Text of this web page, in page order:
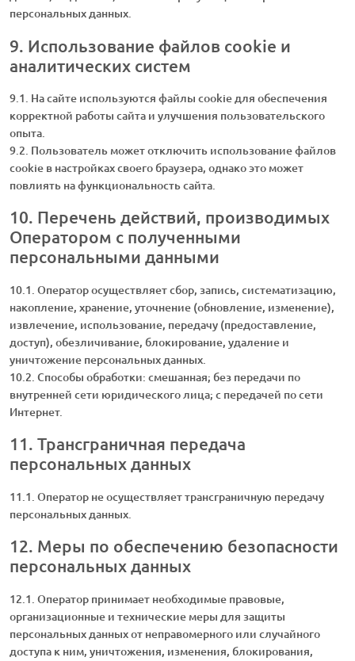
персональных данных.
9. Использование файлов cookie и
аналитических систем
9.1. На сайте используются файлы cookie для обеспечения
корректной работы сайта и улучшения пользовательского
опыта.
9.2. Пользователь может отключить использование файлов
cookie в настройках своего браузера, однако это может
повлиять на функциональность сайта.
10. Перечень действий, производимых
Оператором с полученными
персональными данными
10.1. Оператор осуществляет сбор, запись, систематизацию,
накопление, хранение, уточнение (обновление, изменение),
извлечение, использование, передачу (предоставление,
доступ), обезличивание, блокирование, удаление и
уничтожение персональных данных.
10.2. Способы обработки: смешанная; без передачи по
внутренней сети юридического лица; с передачей по сети
Интернет.
11. Трансграничная передача
персональных данных
11.1. Оператор не осуществляет трансграничную передачу
персональных данных.
12. Меры по обеспечению безопасности
персональных данных
12.1. Оператор принимает необходимые правовые,
организационные и технические меры для защиты
персональных данных от неправомерного или случайного
доступа к ним, уничтожения, изменения, блокирования,